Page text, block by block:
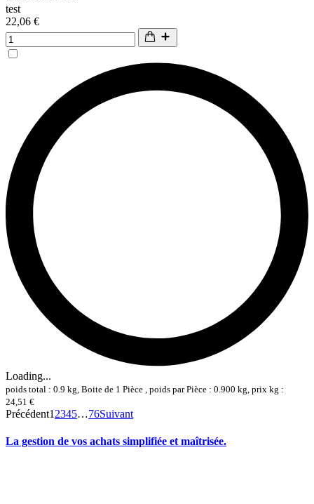
test
22,06 €
Loading...
poids total : 0.9 kg, Boite de 1 Pièce , poids par Pièce : 0.900 kg, prix kg :
24,51 €
Précédent1 2345…76Suivant
La gestion de vos achats simplifiée et maîtrisée.